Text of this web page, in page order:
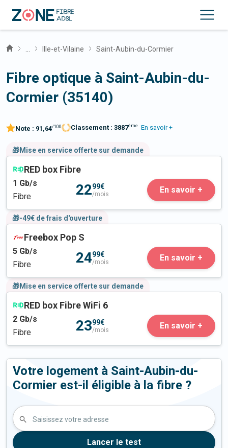
Ille-et-Vilaine Saint-Aubin-du-Cormier
Fibre optique à Saint-Aubin-du-
Cormier (35140)
Note : 91,64/100 Classement : 3887ème En savoir +
🎁Mise en service offerte sur demande
RED box Fibre
1 Gb/s
Fibre
2299€
/mois En savoir +
🎁-49€ de frais d'ouverture
Freebox Pop S
5 Gb/s
Fibre
2499€
/mois En savoir +
🎁Mise en service offerte sur demande
RED box Fibre WiFi 6
2 Gb/s
Fibre
2399€
/mois En savoir +
Votre logement à Saint-Aubin-du-
Cormier est-il éligible à la fibre ?
Saisissez votre adresse
Lancer le test